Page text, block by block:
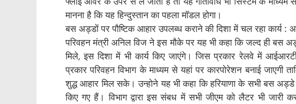
मानना है कि यह हिन्दुस्तान का पहला मॉडल होगा।
बस अड्डों पर पौष्टिक आहार उपलब्ध कराने की दिशा में चल रहा कार्य :
परिवहन मंत्री अनिल विज ने इस मौके पर यह भी कहा कि जल्द ही बस
मिले, इस दिशा में भी कार्य किए जाएंगे। जिस प्रकार रेलवे में
प्रकार परिवहन विभाग के माध्यम से यहां पर कारपोरेशन बनाई जाएगी
शुद्ध आहार मिल सके। उन्होने यह भी कहा कि हरियाणा के सभी बस अड्डे
किए गए हैं। विभाग द्वारा इस संबध में सभी जीएम को लैटर भी